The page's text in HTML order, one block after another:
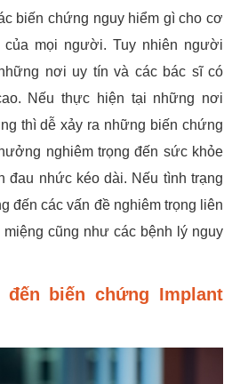
biến chứng nguy hiểm gì cho cơ
mọi người. Tuy nhiên người
nơi uy tín và các bác sĩ có
Nếu thực hiện tại những nơi
thì dễ xảy ra những biến chứng
nghiêm trọng đến sức khỏe
đau nhức kéo dài. Nếu tình trạng
đến các vấn đề nghiêm trọng liên
cũng như các bệnh lý nguy
đến biến chứng Implant